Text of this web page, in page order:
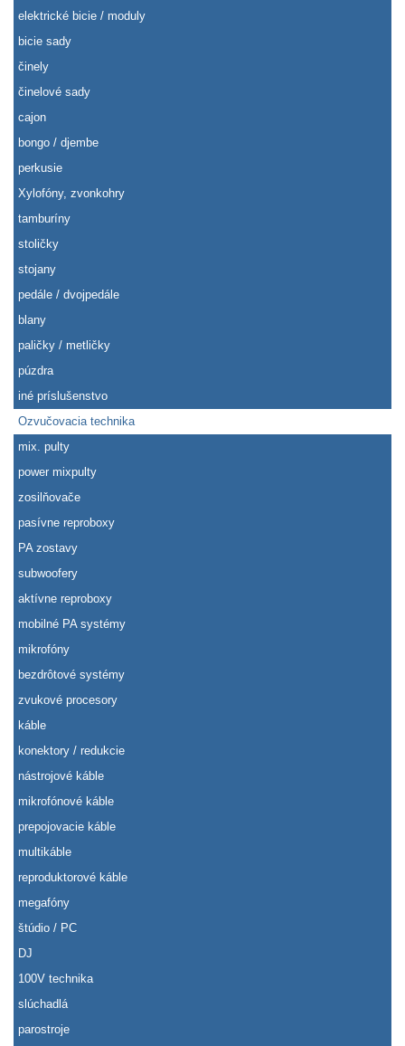
elektrické bicie / moduly
bicie sady
činely
činelové sady
cajon
bongo / djembe
perkusie
Xylofóny, zvonkohry
tamburíny
stoličky
stojany
pedále / dvojpedále
blany
paličky / metličky
púzdra
iné príslušenstvo
Ozvučovacia technika
mix. pulty
power mixpulty
zosilňovače
pasívne reproboxy
PA zostavy
subwoofery
aktívne reproboxy
mobilné PA systémy
mikrofóny
bezdrôtové systémy
zvukové procesory
káble
konektory / redukcie
nástrojové káble
mikrofónové káble
prepojovacie káble
multikáble
reproduktorové káble
megafóny
štúdio / PC
DJ
100V technika
slúchadlá
parostroje